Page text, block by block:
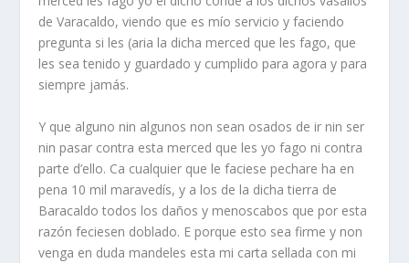
de Varacaldo, viendo que es mí­o servicio y faciendo
pregunta si les (aria la dicha merced que les fago, que
les sea tenido y guardado y cumplido para agora y para
siempre jamás.
Y que alguno nin algunos non sean osados de ir nin ser
nin pasar contra esta merced que les yo fago ni contra
parte d’ello. Ca cualquier que le faciese pechare ha en
pena 10 mil maravedí­s, y a los de la dicha tierra de
Baracaldo todos los daños y menoscabos que por esta
razón feciesen doblado. E porque esto sea firme y non
venga en duda mandeles esta mi carta sellada con mi